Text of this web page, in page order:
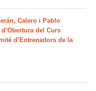
Calero i Pablo
del Curs
d’Entrenadors de la